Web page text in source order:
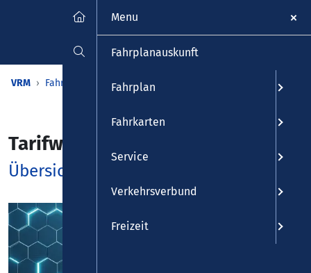
VRM Fahrkarten Tarif Tarifwabenplan
Tarifwabenplan
Übersichtlich und informativ
Menu
Fahrplanauskunft
Fahrplan
Fahrkarten
Service
Verkehrsverbund
Freizeit